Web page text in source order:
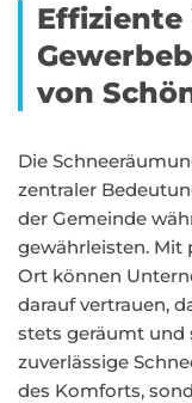
von
Die
zentraler
der Gemeinde
gewährleisten. Mit
Ort können
darauf vertrauen,
stets geräumt und
zuverlässige
des Komforts,